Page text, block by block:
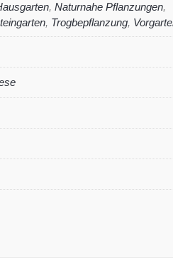
, Naturnahe Pflanzungen,
, Trogbepflanzung,